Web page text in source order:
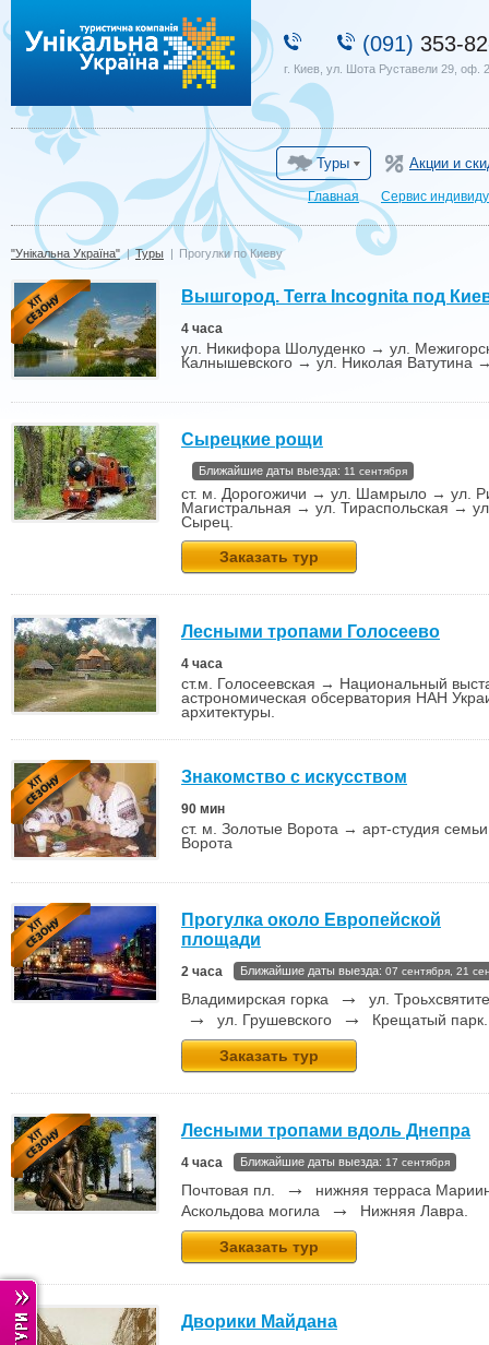
(091) 353-
г. Киев, ул. Шота Руставели 29, оф.
Туры Акции и
Главная Сервис
"Унікальна Україна" | Туры | Прогулки по Киеву
Вышгород. Terra Incognita под
4 часа
ул. Никифора Шолуденко → ул.
Калнышевского → ул. Николая Ватутина
Сырецкие рощи
Ближайшие даты выезда: 11 сентября
ст. м. Дорогожичи → ул. Шамрыло → ул.
Магистральная → ул. Тираспольская →
Сырец.
Заказать тур
Лесными тропами Голосеево
4 часа
ст.м. Голосеевская → Национальный
астрономическая обсерватория НАН
архитектуры.
Знакомство с искусством
90 мин
ст. м. Золотые Ворота → арт-студия
Ворота
Прогулка около Европейской
площади
2 часа Ближайшие даты выезда: 07 сентября, 21
Владимирская горка → ул.
→ ул. Грушевского → Крещатый парк.
Заказать тур
Лесными тропами вдоль Днепра
4 часа Ближайшие даты выезда: 17 сентября
Почтовая пл. →
нижняя терраса
Аскольдова могила
→ Нижняя Лавра.
Заказать тур
Дворики Майдана